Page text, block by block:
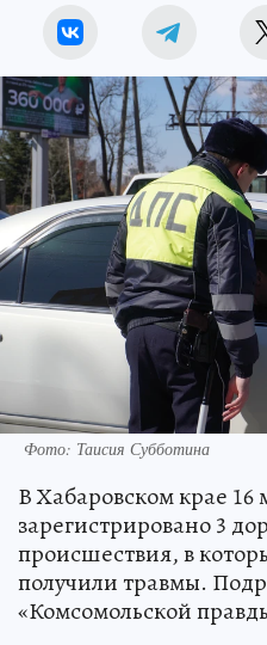
Фото: Таисия Субботина
В Хабаровском крае 16
зарегистрировано 3
происшествия, в
получили травмы.
«Комсомольской